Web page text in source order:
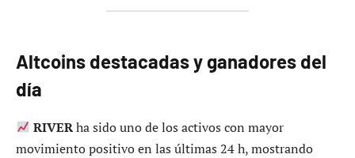
Altcoins destacadas y ganadores del
día
RIVERha sido uno de los activos con mayor
movimiento positivo en las últimas 24 h, mostrando